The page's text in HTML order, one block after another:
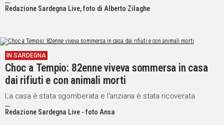
Redazione Sardegna Live, foto di Alberto Zilaghe
IN SARDEGNA
Choc a Tempio: 82enne viveva sommersa in casa
dai rifiuti e con animali morti
La casa è stata sgomberata e l'anziana è stata ricoverata
Redazione Sardegna Live - foto Ansa